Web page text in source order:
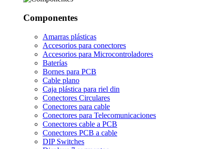
Componentes
Amarras plásticas
Accesorios para conectores
Accesorios para Microcontroladores
Baterías
Bornes para PCB
Cable plano
Caja plástica para riel din
Conectores Circulares
Conectores para cable
Conectores para Telecomunicaciones
Conectores cable a PCB
Conectores PCB a cable
DIP Switches